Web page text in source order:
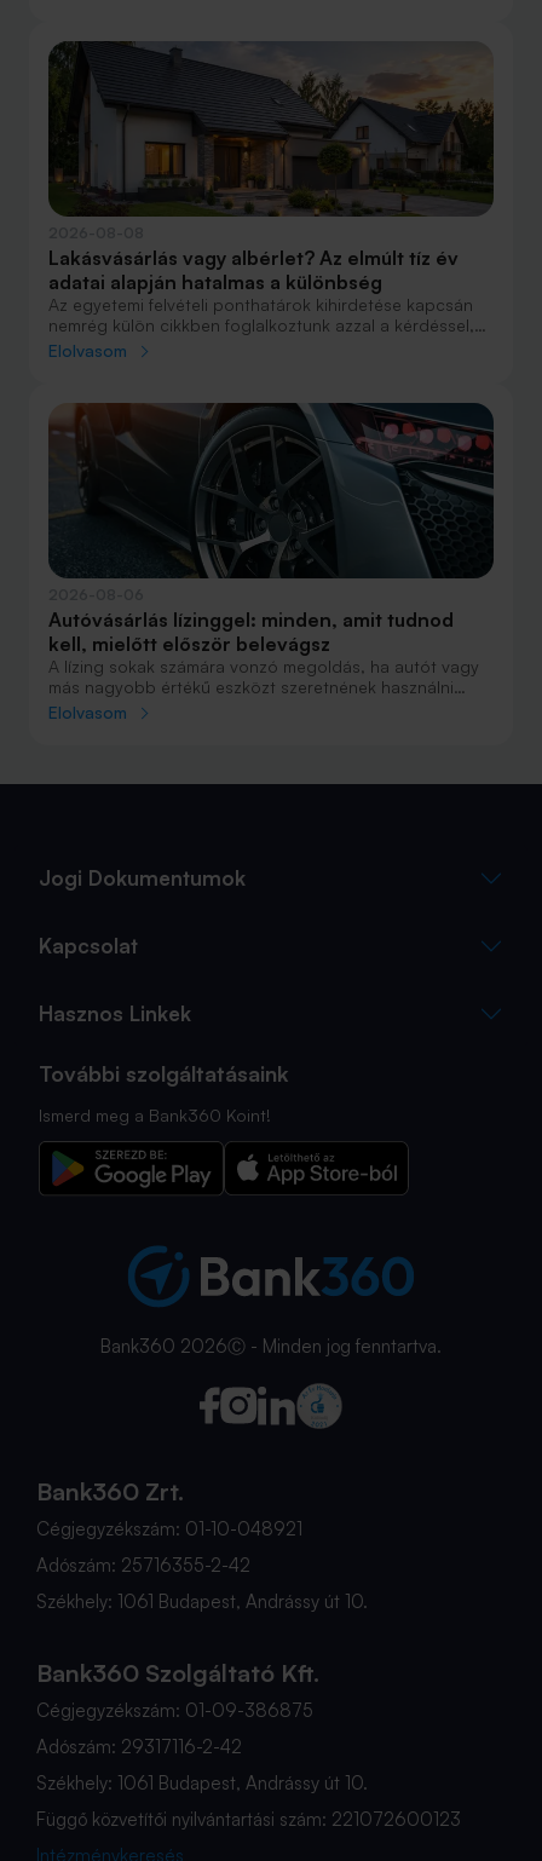
nagyobb jóváírásért?
Lakásvásárlás vagy albérlet? Az elmúlt tíz év
adatai alapján hatalmas a különbség
Az egyetemi felvételi ponthatárok kihirdetése kapcsán
nemrég külön cikkben foglalkoztunk azzal a kérdéssel,
hogy lakást venni vagy vásárolni éri meg jobban. Előző
csak teheti, annak mindenképpen megéri a
lakásvásárlás. De mi a helyzet akkor, ha inkább a
múltbéli adatokra koncentrálunk? Hogyan áll ma valaki,
aki 2016-ban lakást vásárolt, illetve valaki, aki a bérlés
mellett döntött, illetve jobb híján arra kényszerült?
Elolvasom
Autóvásárlás lízinggel: minden, amit tudnod
kell, mielőtt először belevágsz
A lízing sokak számára vonzó megoldás, ha autót vagy
más nagyobb értékű eszközt szeretnének használni
anélkül, hogy azt egy összegben ki kellene fizetniük.
Elolvasom
Jogi Dokumentumok
Kapcsolat
Hasznos Linkek
További szolgáltatásaink
Ismerd meg a Bank360 Koint!
Bank360 2026Ⓒ - Minden jog fenntartva.
Bank360 Zrt.
Cégjegyzékszám: 01-10-048921
Adószám: 25716355-2-42
Székhely: 1061 Budapest, Andrássy út 10.
Bank360 Szolgáltató Kft.
Cégjegyzékszám: 01-09-386875
Adószám: 29317116-2-42
Székhely: 1061 Budapest, Andrássy út 10.
Függő közvetítői nyilvántartási szám: 221072600123
Intézménykeresés